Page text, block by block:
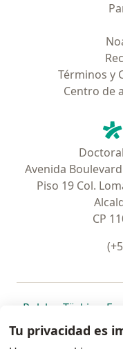
Términos y
Centro de
Avenida
Piso 19 Col.
CP
Polska se abre en
Türkiye se
Portugal
se
México
Tu privacidad es